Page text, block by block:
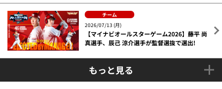
チーム
2026/07/13 (月)
【マイナビオールスターゲーム2026】藤平 尚
真選手、辰己 涼介選手が監督選抜で選出!
もっと見る